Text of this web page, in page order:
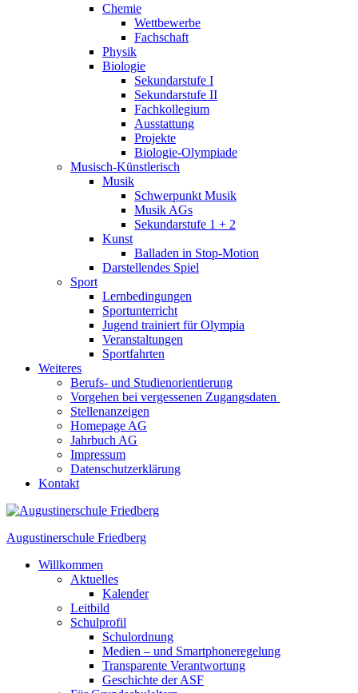
Chemie
Wettbewerbe
Fachschaft
Physik
Biologie
Sekundarstufe I
Sekundarstufe II
Fachkollegium
Ausstattung
Projekte
Biologie-Olympiade
Musisch-Künstlerisch
Musik
Schwerpunkt Musik
Musik AGs
Sekundarstufe 1 + 2
Kunst
Balladen in Stop-Motion
Darstellendes Spiel
Sport
Lernbedingungen
Sportunterricht
Jugend trainiert für Olympia
Veranstaltungen
Sportfahrten
Weiteres
Berufs- und Studienorientierung
Vorgehen bei vergessenen Zugangsdaten
Stellenanzeigen
Homepage AG
Jahrbuch AG
Impressum
Datenschutzerklärung
Kontakt
Augustinerschule Friedberg
Willkommen
Aktuelles
Kalender
Leitbild
Schulprofil
Schulordnung
Medien – und Smartphoneregelung
Transparente Verantwortung
Geschichte der ASF